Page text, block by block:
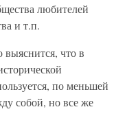
любителей
и т.п.
выяснится, что в
по меньшей
собой, но все же